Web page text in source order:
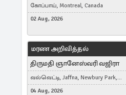
கோப்பாய், Montreal, Canada
02 Aug, 2026
மரண அறிவித்தல்
திருமதி ஞானேஸ்வரி வஜிரா
வல்வெட்டி, Jaffna, Newbury Park,
United Kingdom
04 Aug, 2026